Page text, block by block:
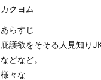
カクヨム
あらすじ
庇護欲をそそる人見知り
などなど。
様々な